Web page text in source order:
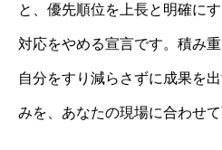
と、優先順位を上長と明確に
対応をやめる宣言です。積み重
自分をすり減らさずに成果を
みを、あなたの現場に合わせ